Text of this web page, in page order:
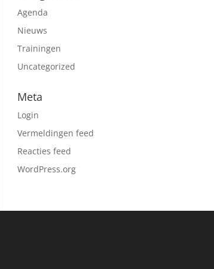
Agenda
Nieuws
Trainingen
Uncategorized
Meta
Login
Vermeldingen feed
Reacties feed
WordPress.org